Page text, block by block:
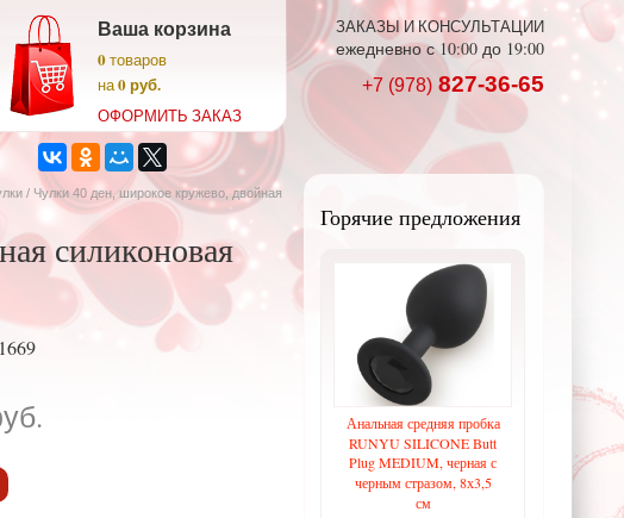
Ваша корзина
0товаров
на0 руб.
ОФОРМИТЬ ЗАКАЗ
ЗАКАЗЫ И КОНСУЛЬТАЦИИ
ежедневно с 10:00 до 19:00
+7 (978) 827-36-65
/ Чулки 40 ден, широкое кружево, двойная
силиконовая
Горячие предложения
Анальная средняя пробка
RUNYU SILICONE Butt
Plug MEDIUM, черная с
черным стразом, 8х3,5
см